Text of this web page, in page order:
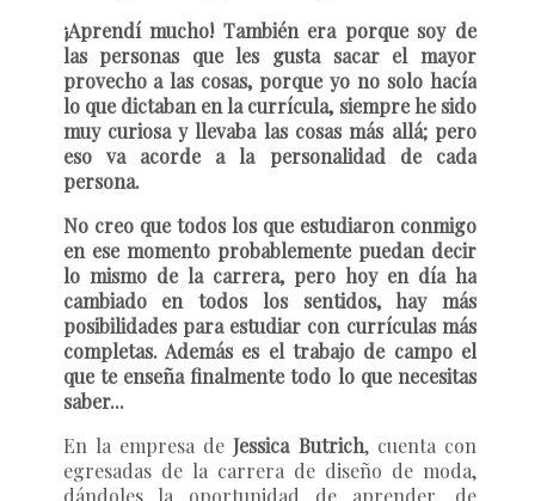
¡Aprendí mucho! También era porque soy de
las personas que les gusta sacar el mayor
provecho a las cosas, porque yo no solo hacía
lo que dictaban en la currícula, siempre he sido
muy curiosa y llevaba las cosas más allá; pero
eso va acorde a la personalidad de cada
persona.
No creo que todos los que estudiaron conmigo
en ese momento probablemente puedan decir
lo mismo de la carrera, pero hoy en día ha
cambiado en todos los sentidos, hay más
posibilidades para estudiar con currículas más
completas. Además es el trabajo de campo el
que te enseña finalmente todo lo que necesitas
saber...
En la empresa deJessica Butrich, cuenta con
egresadas de la carrera de diseño de moda,
dándoles la oportunidad de aprender, de